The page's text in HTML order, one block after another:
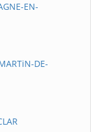
EN-
DE-